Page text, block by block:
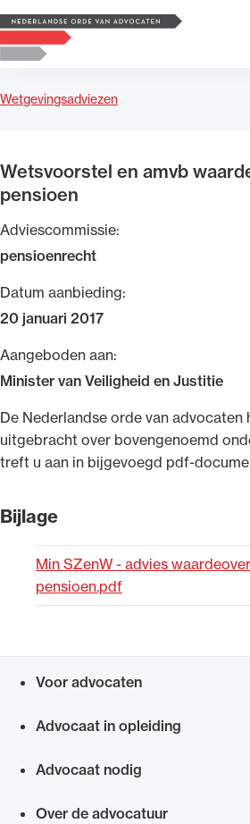
Logo, to the homepage
Wetgevingsadviezen
Wetsvoorstel en amvb
pensioen
Adviescommissie:
pensioenrecht
Datum aanbieding:
20 januari 2017
Aangeboden aan:
Minister van Veiligheid en Justitie
​De Nederlandse orde van advocaten
uitgebracht over bovengenoemd
treft u aan in bijgevoegd pdf-
Bijlage
Min SZenW - advies
pensioen.pdf
Voor advocaten
Advocaat in opleiding
Advocaat nodig
Over de advocatuur
Zoeken
Zoek op trefwoord
Uitgelicht
de advocatuur (Voda) en de